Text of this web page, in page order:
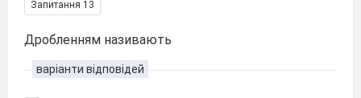
Запитання 13
Дробленням називають
варіанти відповідей